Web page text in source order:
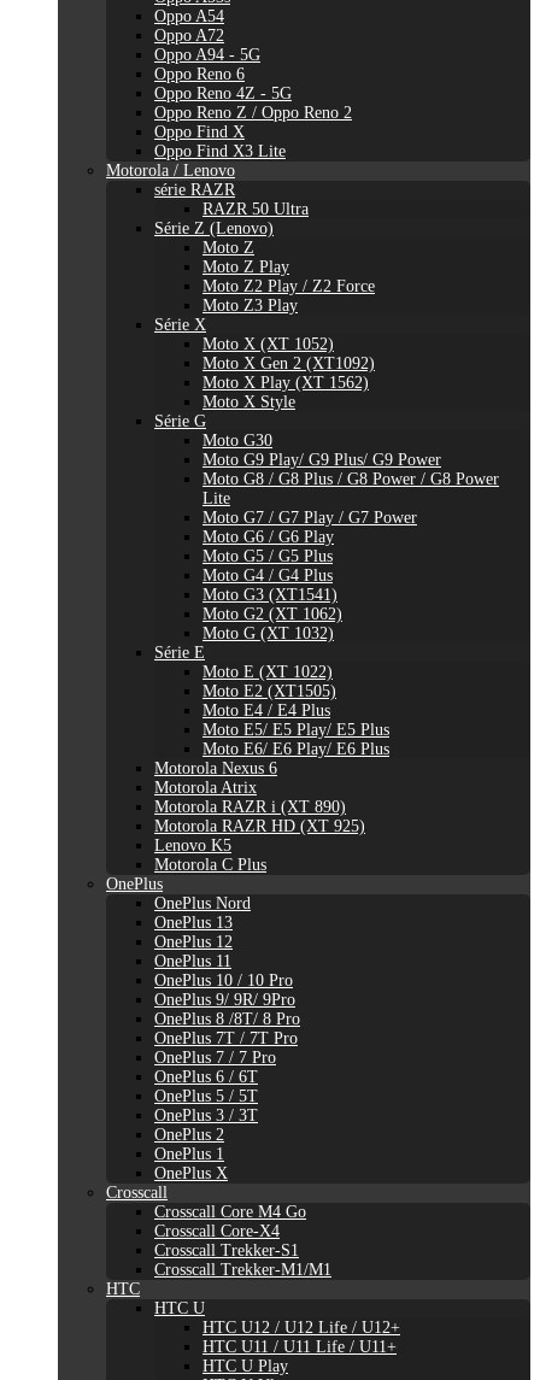
Oppo A54
Oppo A72
Oppo A94 - 5G
Oppo Reno 6
Oppo Reno 4Z - 5G
Oppo Reno Z / Oppo Reno 2
Oppo Find X
Oppo Find X3 Lite
Motorola / Lenovo
série RAZR
RAZR 50 Ultra
Série Z (Lenovo)
Moto Z
Moto Z Play
Moto Z2 Play / Z2 Force
Moto Z3 Play
Série X
Moto X (XT 1052)
Moto X Gen 2 (XT1092)
Moto X Play (XT 1562)
Moto X Style
Série G
Moto G30
Moto G9 Play/ G9 Plus/ G9 Power
Moto G8 / G8 Plus / G8 Power / G8 Power
Lite
Moto G7 / G7 Play / G7 Power
Moto G6 / G6 Play
Moto G5 / G5 Plus
Moto G4 / G4 Plus
Moto G3 (XT1541)
Moto G2 (XT 1062)
Moto G (XT 1032)
Série E
Moto E (XT 1022)
Moto E2 (XT1505)
Moto E4 / E4 Plus
Moto E5/ E5 Play/ E5 Plus
Moto E6/ E6 Play/ E6 Plus
Motorola Nexus 6
Motorola Atrix
Motorola RAZR i (XT 890)
Motorola RAZR HD (XT 925)
Lenovo K5
Motorola C Plus
OnePlus
OnePlus Nord
OnePlus 13
OnePlus 12
OnePlus 11
OnePlus 10 / 10 Pro
OnePlus 9/ 9R/ 9Pro
OnePlus 8 /8T/ 8 Pro
OnePlus 7T / 7T Pro
OnePlus 7 / 7 Pro
OnePlus 6 / 6T
OnePlus 5 / 5T
OnePlus 3 / 3T
OnePlus 2
OnePlus 1
OnePlus X
Crosscall
Crosscall Core M4 Go
Crosscall Core-X4
Crosscall Trekker-S1
Crosscall Trekker-M1/M1
HTC
HTC U
HTC U12 / U12 Life / U12+
HTC U11 / U11 Life / U11+
HTC U Play